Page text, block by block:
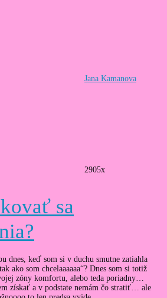
Jana Kamanova
2905x
sa
dnes, keď som si v duchu smutne zatiahla
ako som chcelaaaaaa“? Dnes som si totiž
zóny komfortu, alebo teda poriadny…
získať a v podstate nemám čo stratiť… ale